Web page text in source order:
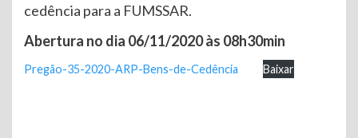
cedência para a FUMSSAR.
Abertura no dia 06/11/2020 às 08h30min
Pregão-35-2020-ARP-Bens-de-Cedência Baixar